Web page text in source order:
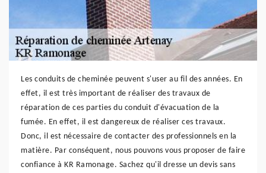
Les conduits de cheminée peuvent s'user au fil des années. En
effet, il est très important de réaliser des travaux de
réparation de ces parties du conduit d'évacuation de la
fumée. En effet, il est dangereux de réaliser ces travaux.
Donc, il est nécessaire de contacter des professionnels en la
matière. Par conséquent, nous pouvons vous proposer de faire
confiance à KR Ramonage. Sachez qu'il dresse un devis sans